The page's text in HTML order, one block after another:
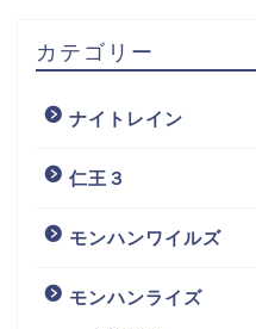
カテゴリー
ナイトレイン
仁王３
モンハンワイルズ
モンハンライズ